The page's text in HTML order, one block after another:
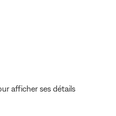
afficher ses détails